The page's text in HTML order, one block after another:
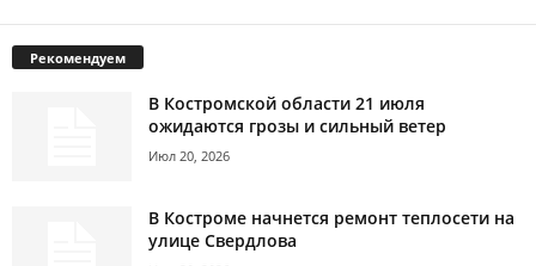
Рекомендуем
В Костромской области 21 июля
ожидаются грозы и сильный ветер
Июл 20, 2026
В Костроме начнется ремонт теплосети на
улице Свердлова